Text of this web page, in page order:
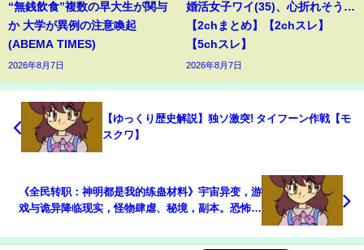
“無銭飲食”複数の早大生が関与
か 大学が異例の注意喚起
(ABEMA TIMES)
2026年8月7日
婚活女子ワイ(35)、心折れそう…
【2chまとめ】【2chスレ】
【5chスレ】
2026年8月7日
【ゆっくり歴史解説】独ソ激突! タイフーン作戦【モ
スクワ】
《全民转职：神明都是我的练蛊材料》宇宙异变，游
戏与诡异降临现实，怪物肆虐、秘境，副本。恐怖数
的时代，只有成为职业者，升级变强#小说 #游戏 #网